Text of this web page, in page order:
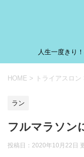
人生一度きり
HOME > トライアスロン
ラン
フルマラソン
投稿日：2020年10月22日